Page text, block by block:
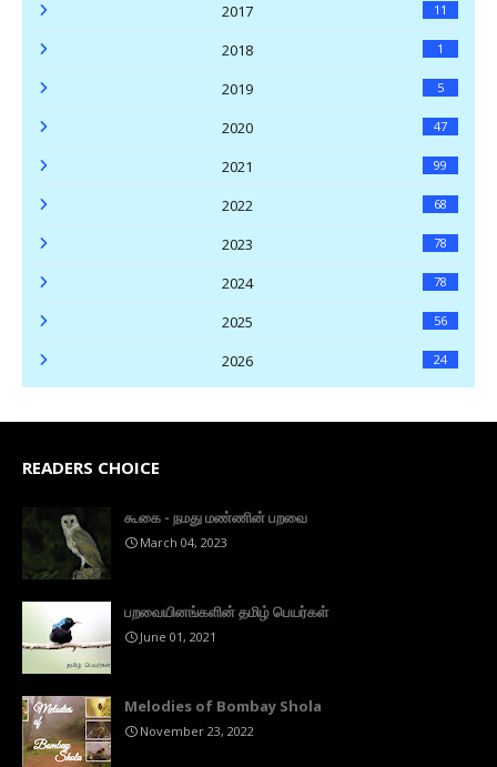
2017 11
2018 1
2019 5
2020 47
2021 99
2022 68
2023 78
2024 78
2025 56
2026 24
READERS CHOICE
கூகை - நமது மண்ணின் பறவை
March 04, 2023
பறவையினங்களின் தமிழ் பெயர்கள்
June 01, 2021
Melodies of Bombay Shola
November 23, 2022